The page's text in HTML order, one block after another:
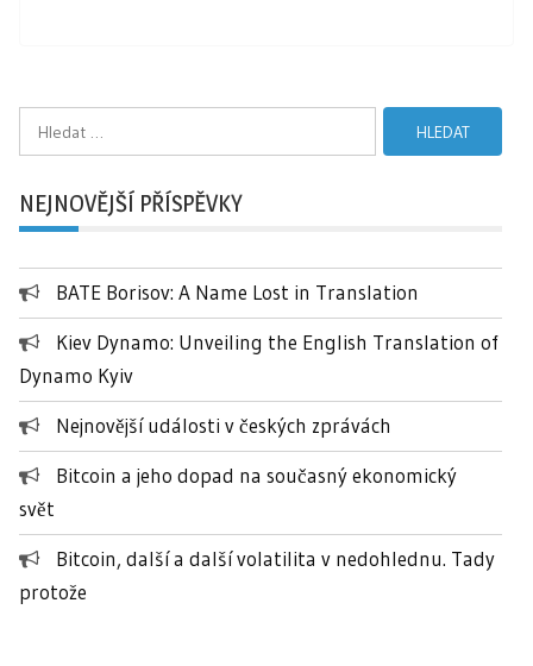
NEJNOVĚJŠÍ PŘÍSPĚVKY
BATE Borisov: A Name Lost in Translation
Kiev Dynamo: Unveiling the English Translation of
Dynamo Kyiv
Nejnovější události v českých zprávách
Bitcoin a jeho dopad na současný ekonomický
svět
Bitcoin, další a další volatilita v nedohlednu. Tady
protože